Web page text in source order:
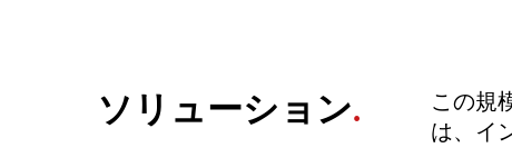
ソリューション.
この規
は、イ